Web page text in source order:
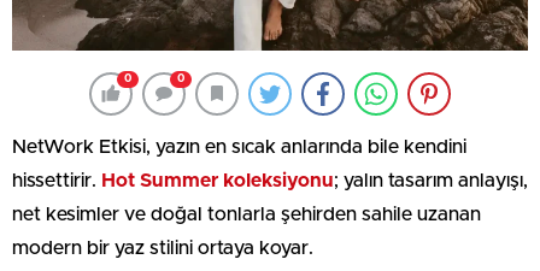
0 0
NetWork Etkisi, yazın en sıcak anlarında bile kendini
hissettirir. Hot Summer koleksiyonu; yalın tasarım anlayışı,
net kesimler ve doğal tonlarla şehirden sahile uzanan
modern bir yaz stilini ortaya koyar.